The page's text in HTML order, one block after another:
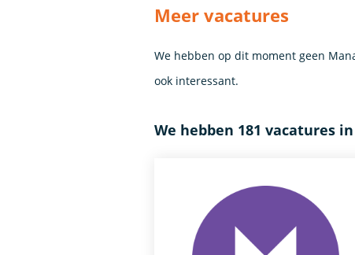
Meer vacatures
We hebben op dit moment geen
ook interessant.
We hebben 181 vacatures